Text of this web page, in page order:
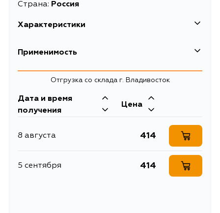
Страна: Россия
Характеристики
Описание
Товарная группа
сайлентблоки рычагов
Применимость
Отгрузка со склада г. Владивосток
Дата и время
получения
Цена
8 августа 414
5 сентября 414